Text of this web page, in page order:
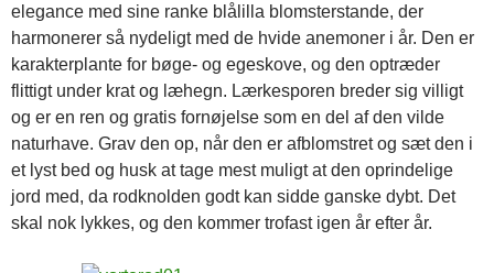
elegance med sine ranke blålilla blomsterstande, der
harmonerer så nydeligt med de hvide anemoner i år. Den er
karakterplante for bøge- og egeskove, og den optræder
flittigt under krat og læhegn. Lærkesporen breder sig villigt
og er en ren og gratis fornøjelse som en del af den vilde
naturhave. Grav den op, når den er afblomstret og sæt den i
et lyst bed og husk at tage mest muligt at den oprindelige
jord med, da rodknolden godt kan sidde ganske dybt. Det
skal nok lykkes, og den kommer trofast igen år efter år.